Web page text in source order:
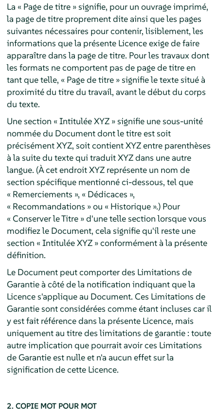
La « Page de titre » signifie, pour un ouvrage imprimé,
la page de titre proprement dite ainsi que les pages
suivantes nécessaires pour contenir, lisiblement, les
informations que la présente Licence exige de faire
apparaître dans la page de titre. Pour les travaux dont
les formats ne comportent pas de page de titre en
tant que telle, « Page de titre » signifie le texte situé à
proximité du titre du travail, avant le début du corps
du texte.
Une section « Intitulée XYZ » signifie une sous-unité
nommée du Document dont le titre est soit
précisément XYZ, soit contient XYZ entre parenthèses
à la suite du texte qui traduit XYZ dans une autre
langue. (À cet endroit XYZ représente un nom de
section spécifique mentionné ci-dessous, tel que
« Remerciements », « Dédicaces »,
« Recommandations » ou « Historique ».) Pour
« Conserver le Titre » d'une telle section lorsque vous
modifiez le Document, cela signifie qu'il reste une
section « Intitulée XYZ » conformément à la présente
définition.
Le Document peut comporter des Limitations de
Garantie à côté de la notification indiquant que la
Licence s'applique au Document. Ces Limitations de
Garantie sont considérées comme étant incluses car il
y est fait référence dans la présente Licence, mais
uniquement au titre des limitations de garantie : toute
autre implication que pourrait avoir ces Limitations
de Garantie est nulle et n'a aucun effet sur la
signification de cette Licence.
2. COPIE MOT POUR MOT